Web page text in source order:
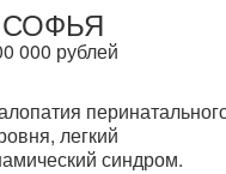
000 рублей
легкий
синдром.